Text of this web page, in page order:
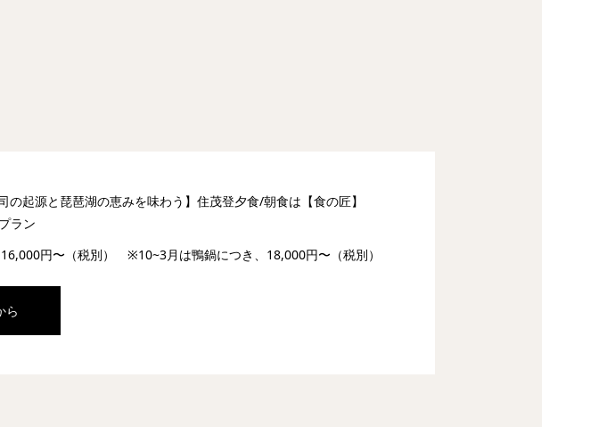
司の起源と琵琶湖の恵みを味わう】住茂登夕食/朝食は【食の匠】
ラン
円〜（税別） ※10~3月は鴨鍋につき、18,000円〜（税別）
ら